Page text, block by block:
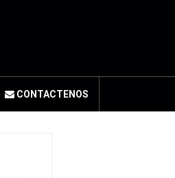
CONTACTENOS